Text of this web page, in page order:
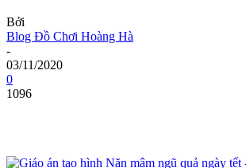
Bởi
Blog Đồ Chơi Hoàng Hà
-
03/11/2020
0
1096